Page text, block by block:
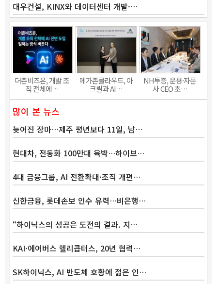
대우건설, KINX와 데이터센터 개발·…
더존비즈온, 개발 조
직 전체에…
메가존클라우드, 아
크릴과 AI…
NH투증, 운용·자문
사 CEO 초…
많이 본 뉴스
늦어진 장마…제주 평년보다 11일, 남…
현대차, 전동화 100만대 육박…하이브…
4대 금융그룹, AI 전환확대·조직 개편…
신한금융, 롯데손보 인수 유력…비은행…
“하이닉스의 성공은 도전의 결과. 지…
KAI·에어버스 헬리콥터스, 20년 협력…
SK하이닉스, AI 반도체 호황에 젊은 인…